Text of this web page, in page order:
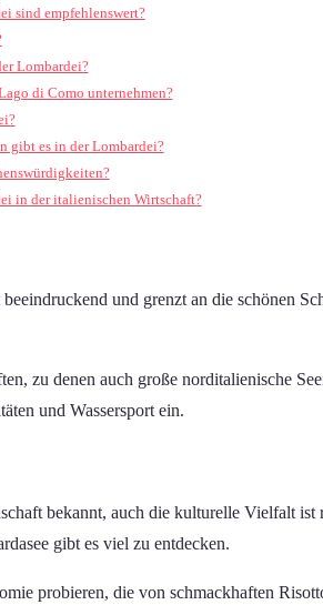
sind empfehlenswert?
Lombardei?
di Como unternehmen?
gibt es in der Lombardei?
in der italienischen Wirtschaft?
beeindruckend und grenzt an die schönen
zu denen auch große norditalienische
und Wassersport ein.
bekannt, auch die kulturelle Vielfalt
gibt es viel zu entdecken.
probieren, die von schmackhaften